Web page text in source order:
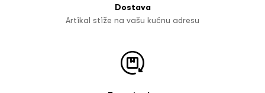
Dostava
Artikal stiže na vašu kućnu adresu